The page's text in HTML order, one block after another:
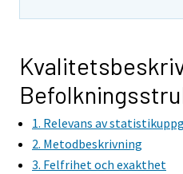
1. Relevans av
2. Metodbeskrivning
3. Felfrihet och exakthet